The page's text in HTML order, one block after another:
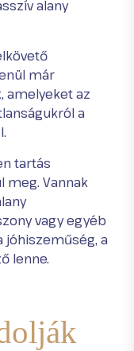
alany
már
amelyeket az
a
tartás
meg. Vannak
vagy egyéb
jóhiszeműség, a
lenne.